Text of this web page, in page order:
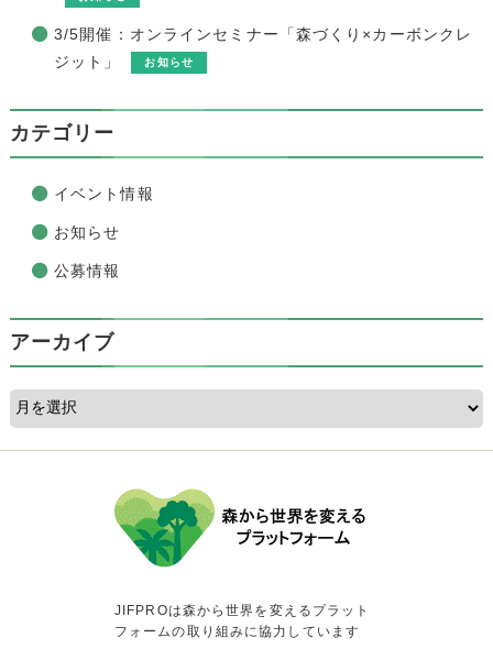
3/5開催：オンラインセミナー「森づくり×カーボンクレ
ジット」
お知らせ
カテゴリー
イベント情報
お知らせ
公募情報
アーカイブ
JIFPROは森から世界を変えるプラット
フォームの取り組みに協力しています